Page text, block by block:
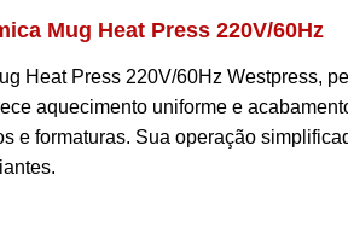
Mug Heat Press 220V/60Hz
Heat Press 220V/60Hz Westpress,
aquecimento uniforme e
e formaturas. Sua operação